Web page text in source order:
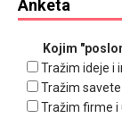
Anketa
Kojim
Tražim ideje i
Tražim
Tražim firme i